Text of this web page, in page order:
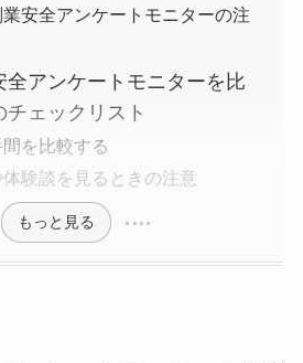
業安全アンケートモニターの注
全アンケートモニターを比
ェックリスト
を比較する
体験談を見るときの注意
もっと見る